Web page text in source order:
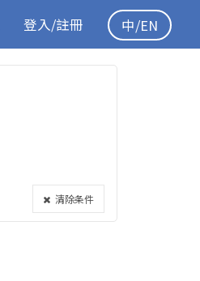
登入/註冊 中/EN
清除条件